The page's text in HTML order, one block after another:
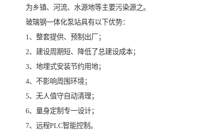
为乡镇、河流、水源地等主要污染源之。
玻璃钢一体化泵站具有以下优势：
1、整套提供、预制出厂；
2、建设周期短、降低了总建设成本；
3、地埋式安装节约用地；
4、不影响周围环境；
5、无人值守自动清理；
6、量身定制专一设计；
7、远程PLC智能控制。